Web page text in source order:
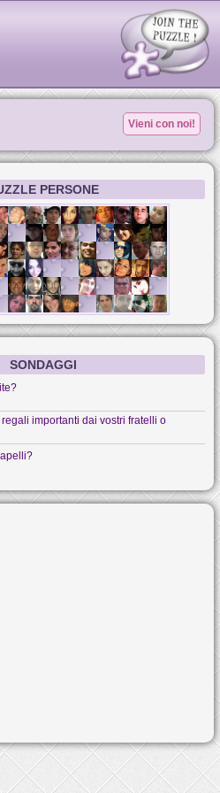
Vieni con noi!
PERSONE
SONDAGGI
importanti dai vostri fratelli o